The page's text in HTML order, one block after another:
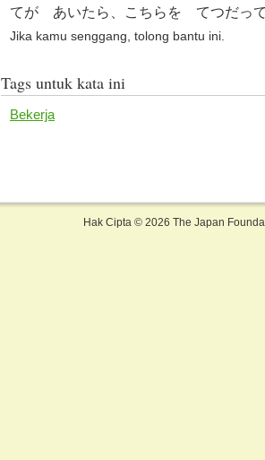
てが あいたら、こちらを てつだっ
Jika kamu senggang, tolong bantu ini.
Tags untuk kata ini
Bekerja
Hak Cipta © 2026 The Japan